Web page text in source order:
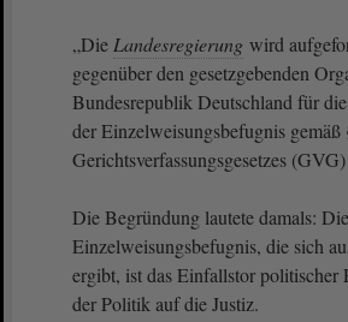
„Die Landesregierung wird
gegenüber den gesetzgebenden
Bundesrepublik Deutschland für
der Einzelweisungsbefugnis gemäß
Gerichtsverfassungsgesetzes
Die Begründung lautete damals: Die
Einzelweisungsbefugnis, die sich
ergibt, ist das Einfallstor politischer
der Politik auf die Justiz.